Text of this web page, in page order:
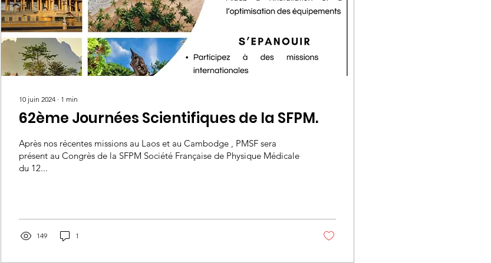
10 juin 2024 ∙ 1 min
62ème Journées Scientifiques de la SFPM.
Après nos récentes missions au Laos et au Cambodge , PMSF sera
présent au Congrès de la SFPM Société Française de Physique Médicale
du 12...
149 1